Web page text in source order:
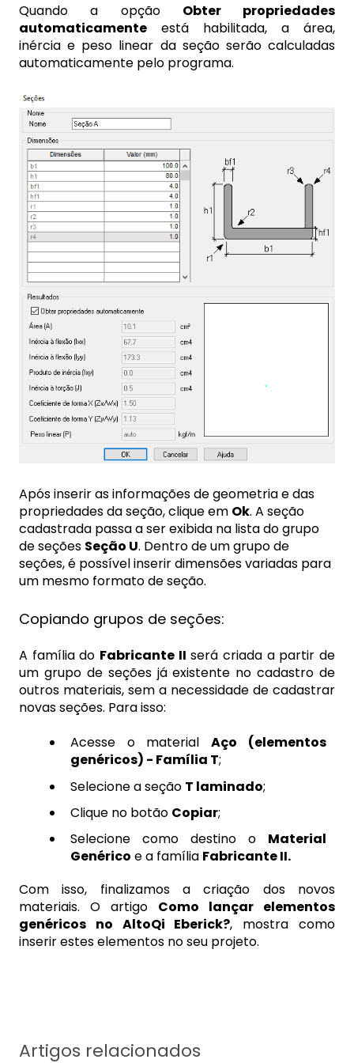
Quando a opção Obter propriedades
automaticamente está habilitada, a área,
inércia e peso linear da seção serão calculadas
automaticamente pelo programa.
Após inserir as informações de geometria e das
propriedades da seção, clique em Ok. A seção
cadastrada passa a ser exibida na lista do grupo
de seções Seção U. Dentro de um grupo de
seções, é possível inserir dimensões variadas para
um mesmo formato de seção.
Copiando grupos de seções:
A família do Fabricante II será criada a partir de
um grupo de seções já existente no cadastro de
outros materiais, sem a necessidade de cadastrar
novas seções. Para isso:
Acesse o materialAço (elementos
genéricos) - Família T;
Selecione a seção T laminado;
Clique no botão Copiar;
Selecione como destino o Material
Genérico e a família Fabricante II.
Com isso, finalizamos a criação dos novos
materiais. O artigo Como lançar elementos
genéricos no AltoQi Eberick?, mostra como
inserir estes elementos no seu projeto.
Artigos relacionados